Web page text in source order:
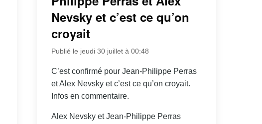
Nevsky et c’est ce qu’on
croyait
Publié le jeudi 30 juillet à 00:48
C’est confirmé pour Jean-Philippe Perras
et Alex Nevsky et c’est ce qu’on croyait.
Infos en commentaire.
Alex Nevsky et Jean-Philippe Perras